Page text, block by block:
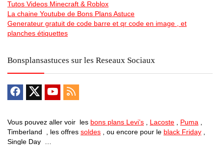
Tutos Videos Minecraft & Roblox
La chaine Youtube de Bons Plans Astuce
Generateur gratuit de code barre et qr code en image , et
planches étiquettes
Bonsplansastuces sur les Reseaux Sociaux
Vous pouvez aller voir les bons plans Levi’s Lacoste Puma
Timberland , les offres soldes , ou encore pour le black Friday
Single Day …